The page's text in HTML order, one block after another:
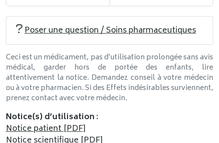
Poser une question / Soins pharmaceutiques
Ceci est un médicament, pas d’utilisation prolongée sans avis
médical, garder hors de portée des enfants, lire
attentivement la notice. Demandez conseil à votre médecin
ou à votre pharmacien. Si des Effets indésirables surviennent,
prenez contact avec votre médecin.
Notice(s) d’utilisation:
Notice patient [PDF]